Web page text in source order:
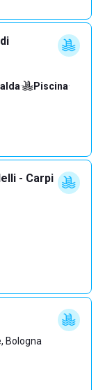
· Piscina·
- Carpi
Bologna